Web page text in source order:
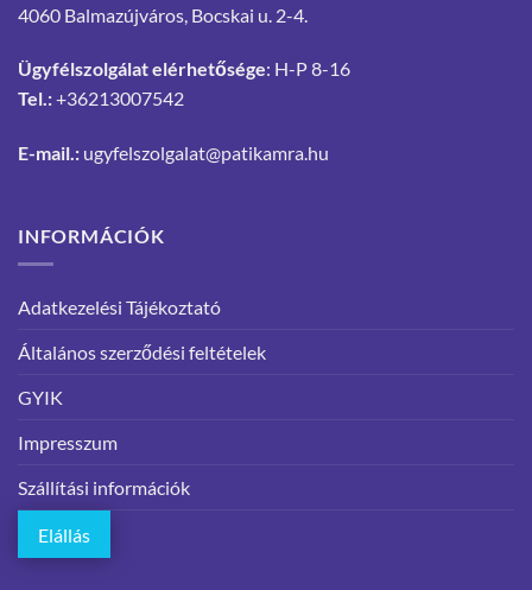
4060 Balmazújváros, Bocskai u. 2-4.
Ügyfélszolgálat elérhetősége: H-P 8-16
Tel.:+36213007542
E-mail.: ugyfelszolgalat@patikamra.hu
INFORMÁCIÓK
Adatkezelési Tájékoztató
Általános szerződési feltételek
GYIK
Impresszum
Szállítási információk
Elállás